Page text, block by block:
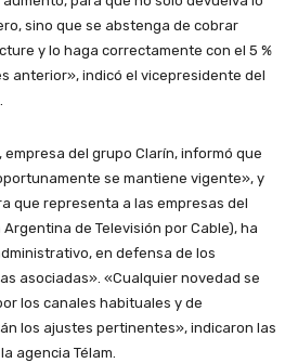
sino que se abstenga de cobrar
y lo haga correctamente con el 5 %
anterior», indicó el vicepresidente del
del grupo Clarín, informó que
se mantiene vigente», y
que representa a las empresas del
de Televisión por Cable), ha
en defensa de los
asociadas». «Cualquier novedad se
los canales habituales y de
los ajustes pertinentes», indicaron las
agencia Télam.